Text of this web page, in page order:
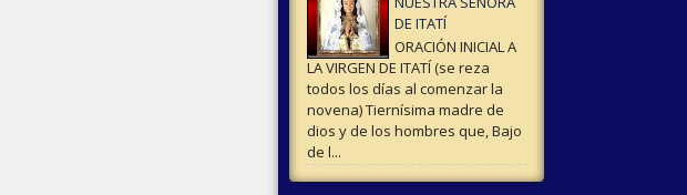
DE ITATÍ
ORACIÓN INICIAL A
LA VIRGEN DE ITATÍ (se reza
todos los días al comenzar la
novena) Tiernísima madre de
dios y de los hombres que, Bajo
de l...